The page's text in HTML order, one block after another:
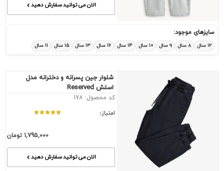
الان می توانید سفارش دهید
سایزهای موجود:
۱۲ سال ۸ سال ۹ سال ۱۰ سال ۱۴ سال ۱۶ سال ۱۳ سال ۱۵ سال ۱۱ سال
شلوار جین پسرانه و دخترانه مدل
اسلش Reserved
کد محصول: 178
امتیاز:
1,795,000 تومان
الان می توانید سفارش دهید